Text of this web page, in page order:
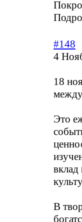
#148
4
18
Это
вклад
В